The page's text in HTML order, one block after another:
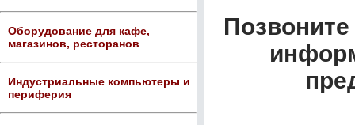
Оборудование для кафе,
магазинов, ресторанов
Индустриальные компьютеры и
периферия